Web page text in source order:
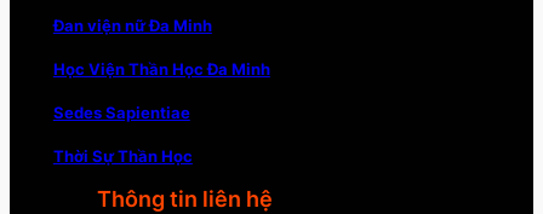
Đan viện nữ Đa Minh
Học Viện Thần Học Đa Minh
Sedes Sapientiae
Thời Sự Thần Học
Thông tin liên hệ